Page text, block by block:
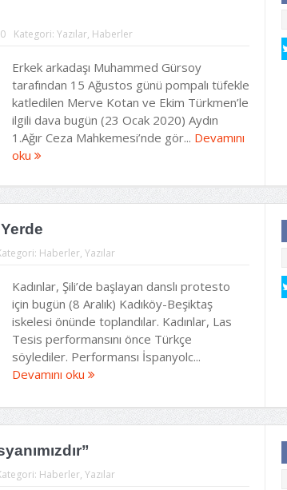
Kategori: Yazılar, Haberler
Erkek arkadaşı Muhammed Gürsoy
tarafından 15 Ağustos günü pompalı tüfekle
katledilen Merve Kotan ve Ekim Türkmen’le
ilgili dava bugün (23 Ocak 2020) Aydın
1.Ağır Ceza Mahkemesi’nde gör... Devamını
oku
Haberler, Yazılar
Kadınlar, Şili’de başlayan danslı protesto
için bugün (8 Aralık) Kadıköy-Beşiktaş
iskelesi önünde toplandılar. Kadınlar, Las
Tesis performansını önce Türkçe
söylediler. Performansı İspanyolc...
Devamını oku
Haberler, Yazılar